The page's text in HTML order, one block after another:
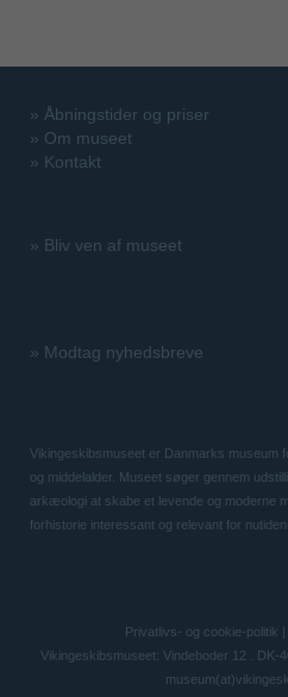
» Åbningstider og priser
» Om museet
» Kontakt
» Bliv ven af museet
» Modtag nyhedsbreve
Vikingeskibsmuseet er Danmarks museum
og middelalder. Museet søger gennem
arkæologi at skabe et levende og moderne
forhistorie interessant og relevant for
Privatlivs- og cookie-politik
Vikingeskibsmuseet: Vindeboder 12 . DK-